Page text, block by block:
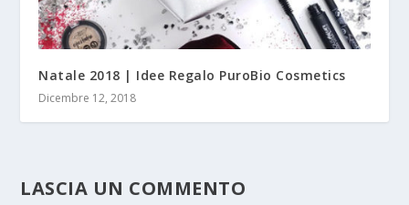
Natale 2018 | Idee Regalo PuroBio Cosmetics
Dicembre 12, 2018
LASCIA UN COMMENTO